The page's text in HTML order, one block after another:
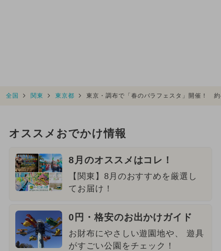
全国 関東 東京都 東京・調布で「春のバラフェスタ」開催！
オススメおでかけ情報
8月のオススメはコレ！
【関東】8月のおすすめを厳選し
てお届け！
0円・格安のお出かけガイド
お財布にやさしい遊園地や、 遊具
がすごい公園をチェック！